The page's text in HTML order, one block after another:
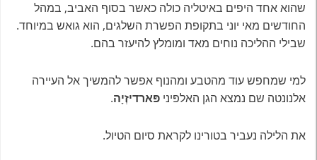
שהוא אחד היפים באיטליה כולה כאשר בסוף האביב, במהל
החודשים מאי יוני בתקופת הפשרת השלגים, הוא גואש במיוחד.
שבילי ההליכה נוחים מאד ומומלץ להיעזר בהם.
למי שמחפש עוד מהטבע ומהנוף אפשר להמשיך אל העיירה
אלנונטה שם נמצא הגן האלפּיני פּארדיזְיָה.
את הלילה נעביר בטורינו לקראת סיום הטיול.